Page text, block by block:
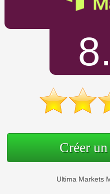
Créer
Ultima Markets